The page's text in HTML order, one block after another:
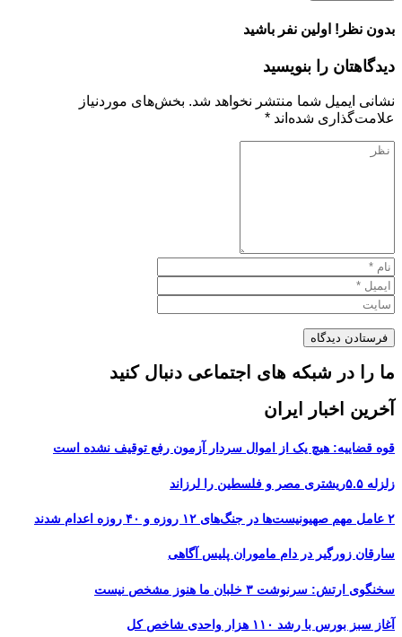
بدون نظر! اولین نفر باشید
دیدگاهتان را بنویسید
نشانی ایمیل شما منتشر نخواهد شد. بخش‌های موردنیاز
علامت‌گذاری شده‌اند *
ما را در شبکه های اجتماعی دنبال کنید
آخرین اخبار ایران
قوه قضاییه: هیچ یک از اموال سردار آزمون رفع توقیف نشده است
زلزله ۵.۵ریشتری مصر و فلسطین را لرزاند
۲ عامل مهم صهیونیست‌ها در جنگ‌های ۱۲ روزه و ۴۰ روزه اعدام شدند
سارقان زورگیر در دام ماموران پلیس آگاهی
سخنگوی ارتش: سرنوشت ۳ خلبان ما هنوز مشخص نیست
آغاز سبز بورس با رشد ۱۱۰ هزار واحدی شاخص کل